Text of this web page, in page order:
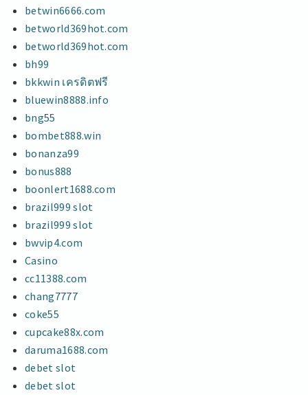
betwin6666.com
betworld369hot.com
betworld369hot.com
bh99
bkkwin เครดิตฟรี
bluewin8888.info
bng55
bombet888.win
bonanza99
bonus888
boonlert1688.com
brazil999 slot
brazil999 slot
bwvip4.com
Casino
cc11388.com
chang7777
coke55
cupcake88x.com
daruma1688.com
debet slot
debet slot